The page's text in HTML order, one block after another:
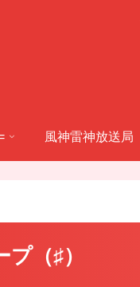
風神雷神放送局
（♯）